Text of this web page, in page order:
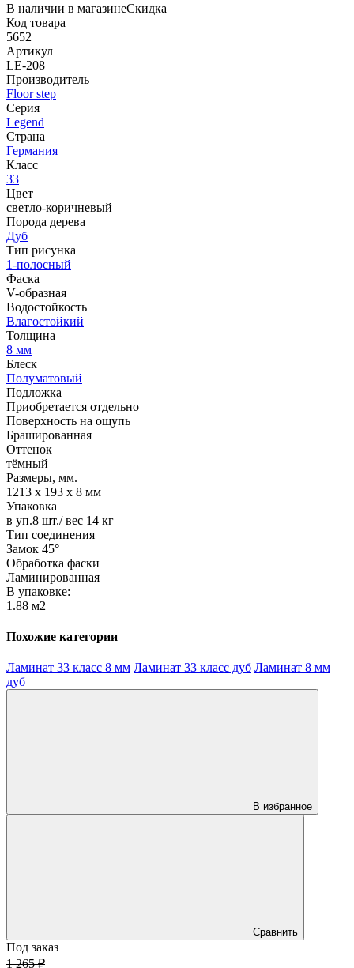
В наличии в магазинеСкидка
Код товара
5652
Артикул
LE-208
Производитель
Floor step
Серия
Legend
Страна
Германия
Класс
33
Цвет
светло-коричневый
Порода дерева
Дуб
Тип рисунка
1-полосный
Фаска
V-образная
Водостойкость
Влагостойкий
Толщина
8 мм
Блеск
Полуматовый
Подложка
Приобретается отдельно
Поверхность на ощупь
Брашированная
Оттенок
тёмный
Размеры, мм.
1213 х 193 х 8 мм
Упаковка
в уп.8 шт./ вес 14 кг
Тип соединения
Замок 45°
Обработка фаски
Ламинированная
В упаковке:
1.88 м2
Похожие категории
Ламинат 33 класс 8 мм Ламинат 33 класс дуб Ламинат 8 мм
дуб
В избранное
Сравнить
Под заказ
1 265 ₽